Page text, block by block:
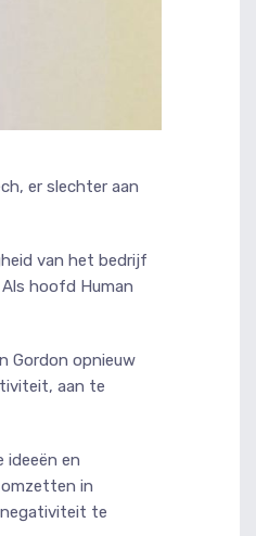
er slechter aan
van het bedrijf
hoofd Human
Gordon opnieuw
aan te
ideeën en
omzetten in
negativiteit te